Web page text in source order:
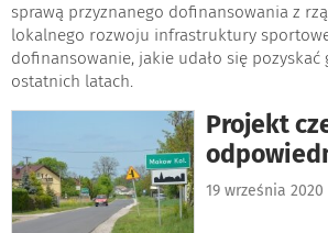
sprawą przyznanego dofinansowania z
lokalnego rozwoju infrastruktury
dofinansowanie, jakie udało się pozyskać
ostatnich latach.
Projekt
19 września 2020